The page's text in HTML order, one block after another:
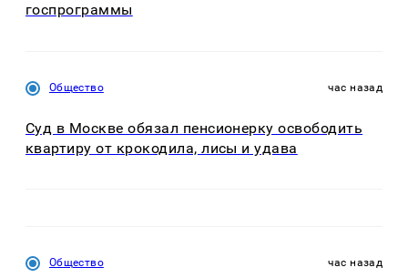
госпрограммы
Общество час назад
Суд в Москве обязал пенсионерку освободить
квартиру от крокодила, лисы и удава
Общество час назад